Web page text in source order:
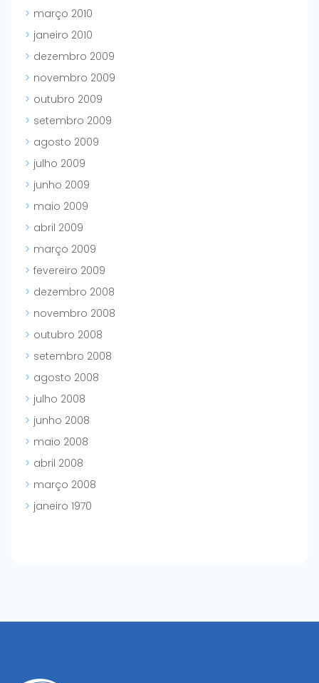
março 2010
janeiro 2010
dezembro 2009
novembro 2009
outubro 2009
setembro 2009
agosto 2009
julho 2009
junho 2009
maio 2009
abril 2009
março 2009
fevereiro 2009
dezembro 2008
novembro 2008
outubro 2008
setembro 2008
agosto 2008
julho 2008
junho 2008
maio 2008
abril 2008
março 2008
janeiro 1970